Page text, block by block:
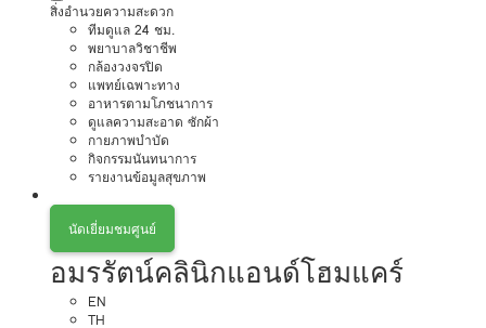
สิ่งอำนวยความสะดวก
ทีมดูแล 24 ชม.
พยาบาลวิชาชีพ
กล้องวงจรปิด
แพทย์เฉพาะทาง
อาหารตามโภชนาการ
ดูแลความสะอาด ซักผ้า
กายภาพบำบัด
กิจกรรมนันทนาการ
รายงานข้อมูลสุขภาพ
นัดเยี่ยมชมศูนย์
อมรรัตน์คลินิกแอนด์โฮมแคร์
EN
TH